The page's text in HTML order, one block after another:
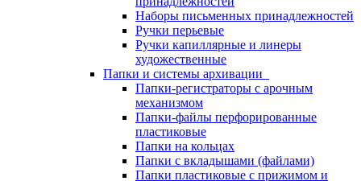
Наборы письменных принадлежностей
Ручки перьевые
Ручки капиллярные и линеры
художественные
Папки и системы архивации
Папки-регистраторы с арочным
механизмом
Папки-файлы перфорированные
пластиковые
Папки на кольцах
Папки с вкладышами (файлами)
Папки пластиковые с прижимом и